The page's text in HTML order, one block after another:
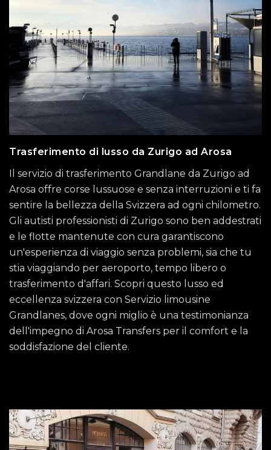
Trasferimento di lusso da Zurigo ad Arosa
Il servizio di trasferimento Grandlane da Zurigo ad
Arosa offre corse lussuose e senza interruzioni e ti fa
sentire la bellezza della Svizzera ad ogni chilometro.
Gli autisti professionisti di Zurigo sono ben addestrati
e le flotte mantenute con cura garantiscono
un'esperienza di viaggio senza problemi, sia che tu
stia viaggiando per aeroporto, tempo libero o
trasferimento d'affari. Scopri questo lusso ed
eccellenza svizzera con Servizio limousine
Grandlanes, dove ogni miglio è una testimonianza
dell'impegno di Arosa Transfers per il comfort e la
soddisfazione del cliente.